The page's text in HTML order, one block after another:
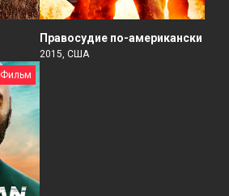
Правосудие по-американски
2015, США
Фильм